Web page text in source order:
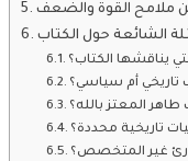
ملامح القوة والضعف
الشائعة حول الكتاب
يناقشها الكتاب؟
تاريخي أم سياسي؟
المعتز بالله؟
تاريخية محددة؟
غير المتخصص؟